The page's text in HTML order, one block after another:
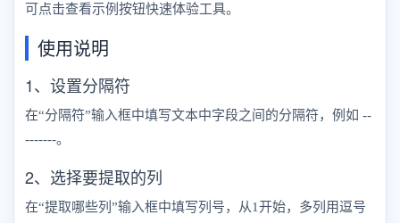
可点击查看示例按钮快速体验工具。
使用说明
1、设置分隔符
在“分隔符”输入框中填写文本中字段之间的分隔符，例如 --
-------。
2、选择要提取的列
在“提取哪些列”输入框中填写列号，从1开始，多列用逗号